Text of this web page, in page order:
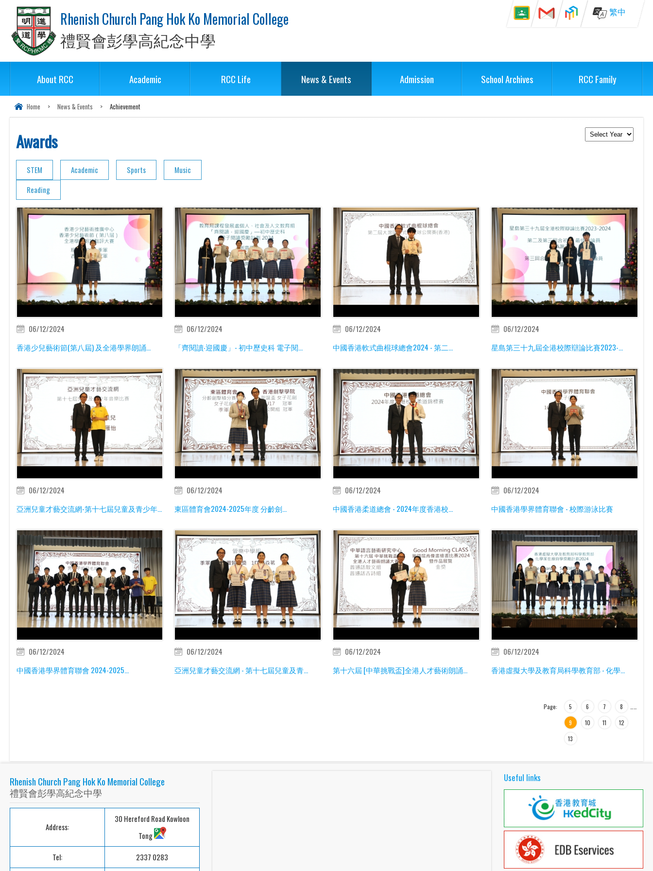
Rhenish Church Pang Hok Ko Memorial College
禮賢會彭學高紀念中學
繁中
About RCC Academic RCC Life News & Events Admission School Archives RCC Family
Home > News & Events > Achievement
Awards
STEM Academic Sports
Music
Reading
06/12/2024
香港少兒藝術節(第八屆) 及全港學界朗誦...
06/12/2024
「齊閱讀‧迎國慶」- 初中歷史科 電子閱...
06/12/2024
中國香港軟式曲棍球總會2024 - 第二...
06/12/2024
星島第三十九屆全港校際辯論比賽2023-...
06/12/2024
亞洲兒童才藝交流網-第十七屆兒童及青少年...
06/12/2024
東區體育會2024-2025年度 分齡劍...
06/12/2024
中國香港柔道總會 - 2024年度香港校...
06/12/2024
中國香港學界體育聯會 - 校際游泳比賽
06/12/2024
中國香港學界體育聯會 2024-2025...
06/12/2024
亞洲兒童才藝交流網 - 第十七屆兒童及青...
06/12/2024
第十六屆 [中華挑戰盃]全港人才藝術朗誦...
06/12/2024
香港虛擬大學及教育局科學教育部 - 化學...
Page: 5 6 7
8
9
10 11
12
13
Rhenish Church Pang Hok Ko Memorial College
禮賢會彭學高紀念中學
Address:
30 Hereford Road Kowloon
Tong
Tel:
2337 0283
Useful links